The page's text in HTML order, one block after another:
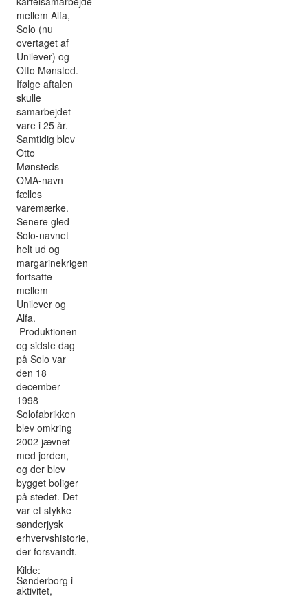
mellem Alfa,
Solo (nu
overtaget af
Unilever) og
Otto Mønsted.
Ifølge aftalen
skulle
samarbejdet
vare i 25 år.
Samtidig blev
Otto
Mønsteds
OMA-navn
fælles
varemærke.
Senere gled
Solo-navnet
helt ud og
margarinekrigen
fortsatte
mellem
Unilever og
Alfa.
Produktionen
og sidste dag
på Solo var
den 18
december
1998
Solofabrikken
blev omkring
2002 jævnet
med jorden,
og der blev
bygget boliger
på stedet. Det
var et stykke
sønderjysk
erhvervshistorie,
der forsvandt.
Kilde:
Sønderborg i
aktivitet,